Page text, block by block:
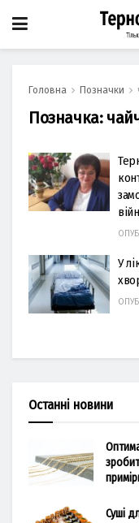
Головна Позначки
Позначка:
У
Останні новини
Суші